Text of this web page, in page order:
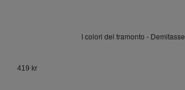
I colori del tramonto - Demitasse
419 kr